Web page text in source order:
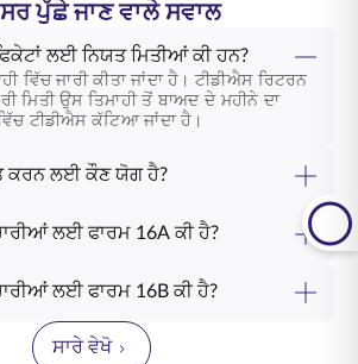
ਪੁੱਛੇ ਜਾਣ ਵਾਲੇ ਸਵਾਲ
ਲਈ ਨਿਯਤ ਮਿਤੀਆਂ ਕੀ ਹਨ?
ਵਿੱਚ ਜਾਰੀ ਕੀਤਾ ਜਾਂਦਾ ਹੈ। ਟੀਡੀਐਸ ਰਿਟਰਨ
ਮਿਤੀ ਉਸ ਤਿਮਾਹੀ ਤੋਂ ਬਾਅਦ ਦੇ ਮਹੀਨੇ ਦਾ
ਟੀਡੀਐਸ ਕੱਟਿਆ ਜਾਂਦਾ ਹੈ।
ਕਰਨ ਲਈ ਕੌਣ ਯੋਗ ਹੈ?
ਲਈ ਫਾਰਮ 16A ਕੀ ਹੈ?
ਲਈ ਫਾਰਮ 16B ਕੀ ਹੈ?
ਸਾਰੇ ਵੇਖੋ